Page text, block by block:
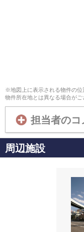
※地図上に表示される物件の位
物件所在地とは異なる場合がご
担当者のコ
周辺施設